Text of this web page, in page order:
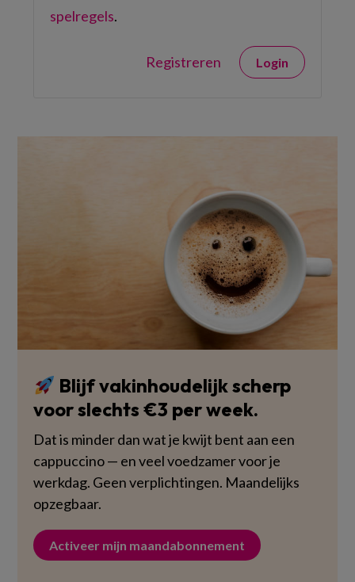
spelregels.
Registreren Login
Blijf vakinhoudelijk scherp
voor slechts €3 per week.
Dat is minder dan wat je kwijt bent aan een
cappuccino — en veel voedzamer voor je
werkdag. Geen verplichtingen. Maandelijks
opzegbaar.
Activeer mijn maandabonnement